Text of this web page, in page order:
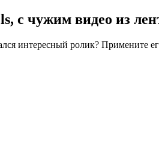
с чужим видео из
интересный ролик? Примените